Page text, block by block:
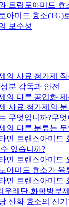
트립토아미드 효
아미드 효소(TG)
보수성
의 사료 첨가제 작
분 감독과 안전
의 다른 공업화 제
사료 첨가제의 분
무엇입니까?무
의 다른 분류는
민 트랜스아미드
있습니까?
민 트랜스아미드
아미드 효소가 육
민 트랜스아미드
우레탄-화학방부
산화 효소의 신